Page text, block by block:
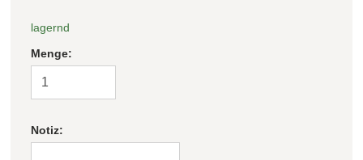
lagernd
Menge:
Notiz: